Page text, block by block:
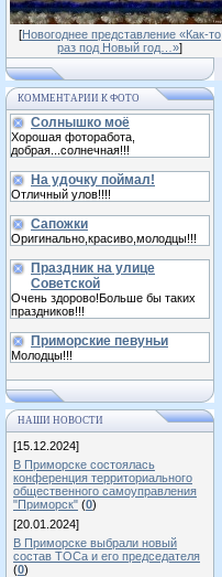
[Новогоднее представление «Как-то
раз под Новый год…»]
КОММЕНТАРИИ К ФОТО
Солнышко моё
Хорошая фоторабота,
добрая...солнечная!!!
На удочку поймал!
Отличный улов!!!!
Сапожки
Оригинально,красиво,молодцы!!!
Праздник на улице
Советской
Очень здорово!Больше бы таких
праздников!!!
Приморские певуньи
Молодцы!!!
НАШИ НОВОСТИ
[15.12.2024]
В Приморске состоялась
конференция территориального
общественного самоуправления
"Приморск" (0)
[20.01.2024]
В Приморске выбрали новый
состав ТОСа и его председателя
(0)